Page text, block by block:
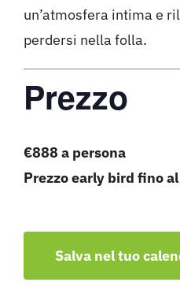
un’atmosfera intima e
perdersi nella folla.
Prezzo
€888 a persona
Prezzo early bird fino
Salva nel tuo